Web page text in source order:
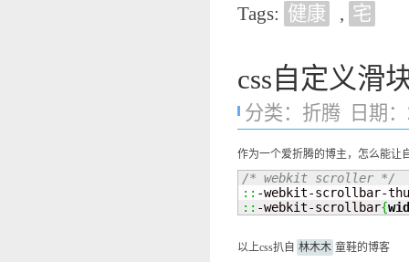
Tags: 健康 , 宅
css自定义滑
分类： 折腾 日期
作为一个爱折腾的博主，怎么能让
/* webkit scroller */
:: -webkit-scrollbar-
:: -webkit-scrollbar{
以上css扒自 林木木 童鞋的博客